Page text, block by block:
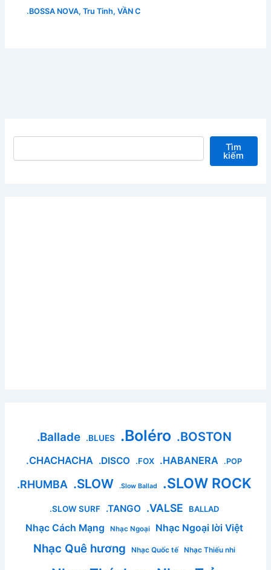
.BOSSA NOVA,Tru Tinh,VẦN C
Tìm
kiếm
.Ballade .BLUES .Boléro .BOSTON
.CHACHACHA .DISCO .FOX .HABANERA .POP
.RHUMBA .SLOW .Slow Ballad .SLOW ROCK
.SLOW SURF .TANGO .VALSE BALLAD
Nhạc Cách Mạng Nhạc Ngoại Nhạc Ngoại lời Việt
Nhạc Quê hương Nhạc Quốc tế Nhạc Thiếu nhi